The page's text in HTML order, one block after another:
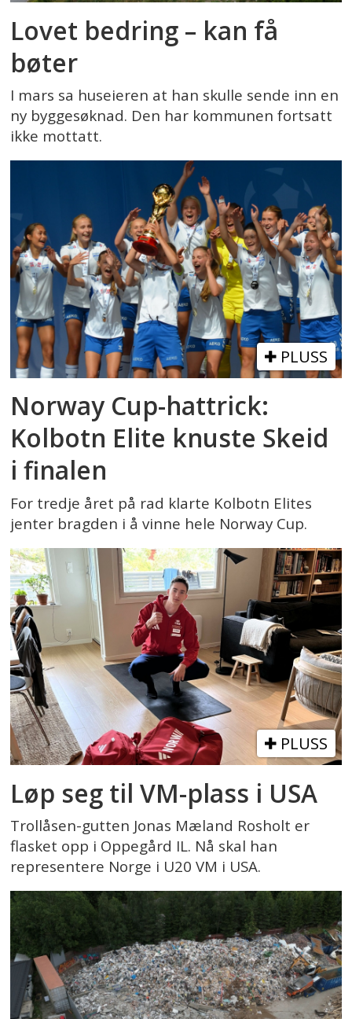
Lovet bedring – kan få
bøter
I mars sa huseieren at han skulle sende inn en
ny byggesøknad. Den har kommunen fortsatt
ikke mottatt.
PLUSS
Norway Cup-hattrick:
Kolbotn Elite knuste Skeid
i finalen
For tredje året på rad klarte Kolbotn Elites
jenter bragden i å vinne hele Norway Cup.
PLUSS
Løp seg til VM-plass i USA
Trollåsen-gutten Jonas Mæland Rosholt er
flasket opp i Oppegård IL. Nå skal han
representere Norge i U20 VM i USA.